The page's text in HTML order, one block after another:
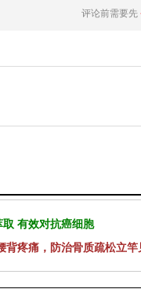
评论前需要先
有效对抗癌细胞
背疼痛，防治骨质疏松立竿